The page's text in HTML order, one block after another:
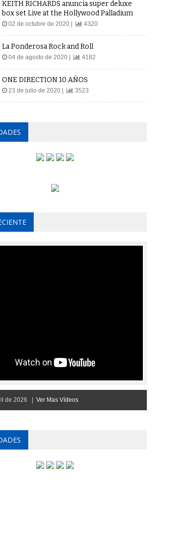
KEITH RICHARDS anuncia super deluxe
box set Live at the Hollywood Palladium
02 de octubre de 2020 | 4320
La Ponderosa Rock and Roll
04 de agosto de 2020 | 4182
ONE DIRECTION 10 AÑOS
23 de julio de 2020 | 3523
de 2026 | Ver Mas Vídeos